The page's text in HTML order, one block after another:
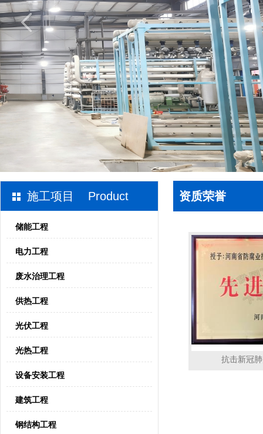
施工项目 Product
储能工程
电力工程
废水治理工程
供热工程
光伏工程
光热工程
设备安装工程
建筑工程
钢结构工程
资质荣誉
抗击新冠